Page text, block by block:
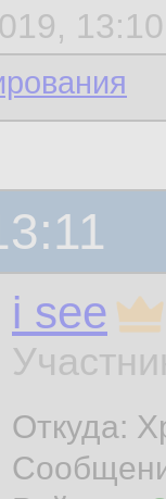
i see
Откуда: